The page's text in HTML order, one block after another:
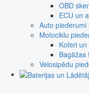
OBD
ECU un
Auto piederumi
Motociklu
Koferi
Bagāžas
Velosipēdu